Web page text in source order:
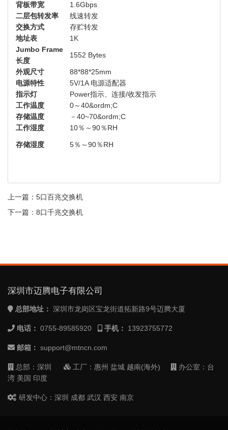
背板带宽
1.6Gbps
二层包转发率
线速转发
交换方式
存贮转发
地址表
1K
Jumbo Frame
长度
1552 Bytes
外观尺寸
88*88*25mm
电源特性
5V/1A 电源适配器
指示灯
Power指示、连接/收发指示
工作温度
0～40&ordm;C
存储温度
－40~70&ordm;C
工作湿度
10％～90％RH
存储湿度 5％～90％RH
上一篇： 5口百兆交换机
下一篇： 8口千兆交换机
深圳市迈腾电子有限公司
总部地址： 深圳市龙岗区宝龙街道拓新路9号迈腾大厦
电话： 0755-89585920 手机： 13923755772
邮箱： support@mtncn.com
总部：深圳 工厂：惠州 盐城 越南(海外)
办公室：台
湾 美国 印度
研发中心：深圳 成都 武汉 西安 南京